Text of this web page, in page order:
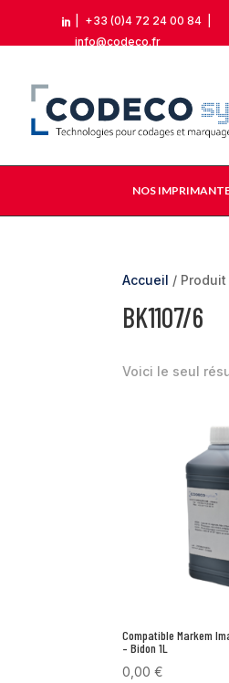
 +33 (0)4 72 24 00 84
info@codeco.fr
NOS
Accueil / Produit
BK1107/6
Voici le seul
Compatible Markem
– Bidon 1L
0,00€